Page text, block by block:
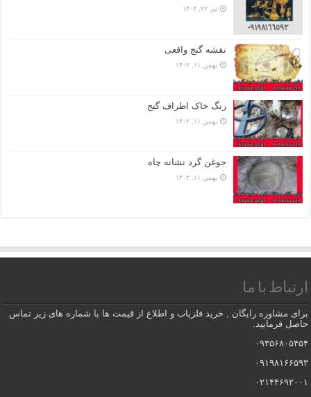
تیر ۲۲, ۱۴۰۴
نقشه گنج واقعی
بهمن ۱۱, ۱۴۰۲
رنگ خاک اطراف گنج
بهمن ۱۱, ۱۴۰۲
جوغن گرد نشانه چاه
بهمن ۱۱, ۱۴۰۲
ارتباط با ما
برای مشاوره رایگان , خرید فلزیاب و اطلاع از قیمت ها با شماره های زیر تماس
حاصل فرمایید.
۰۹۳۵۶۸۰۵۴۵۴
۰۹۱۹۸۱۶۶۵۹۳
۰۲۱۴۴۶۹۲۰۰۱